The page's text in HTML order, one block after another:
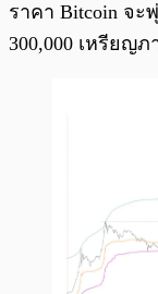
ราคา Bitcoin จะ
300,000 เหรียญ